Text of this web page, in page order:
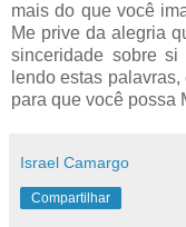
mais do que você
Me prive da alegria
sinceridade sobre si
lendo estas
para que você possa
Israel Camargo
Compartilhar